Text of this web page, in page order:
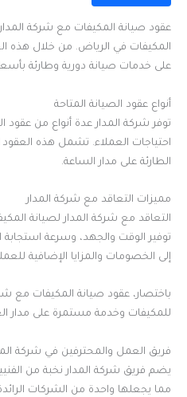
عقود صيانة المكيفات مع شركة
المكيفات في الرياض. من خلال هذه
على خدمات صيانة دورية وطارئة
أنواع عقود الصيانة المتاحة
توفر شركة المدار عدة أنواع من عقود
احتياجات العملاء. تشمل هذه العقود
الطارئة على مدار الساعة.
مميزات التعاقد مع شركة المدار
التعاقد مع شركة المدار لصيانة
توفير الوقت والجهد، وسرعة استجابة
إلى الخصومات والمزايا الإضافية
باختصار، عقود صيانة المكيفات مع
للمكيفات وخدمة مستمرة على مدار
فريق العمل والمحترفين في شركة
يضم فريق شركة المدار نخبة من
مما يجعلها واحدة من الشركات